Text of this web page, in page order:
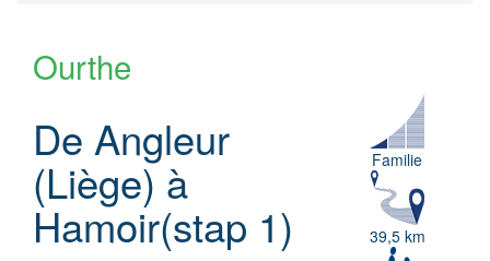
Ourthe
De Angleur
(Liège) à
Hamoir(stap 1)
Familie
39,5 km